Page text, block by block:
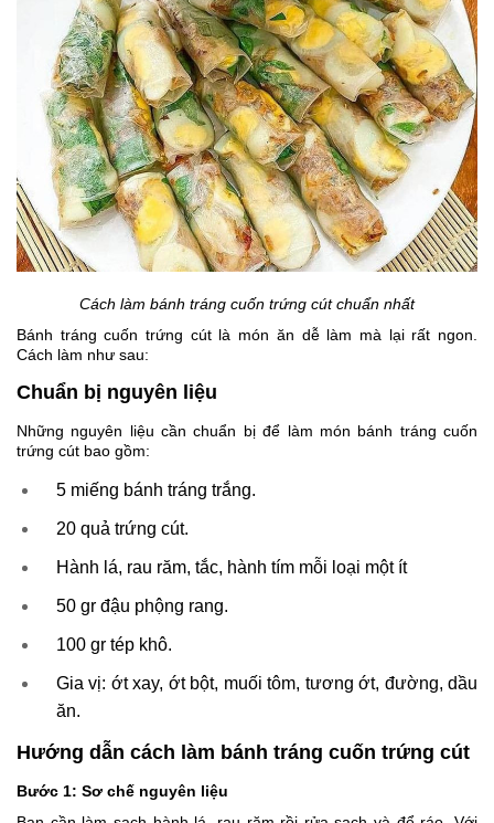
Cách làm bánh tráng cuốn trứng cút chuẩn nhất
Bánh tráng cuốn trứng cút là món ăn dễ làm mà lại rất ngon.
Cách làm như sau:
Chuẩn bị nguyên liệu
Những nguyên liệu cần chuẩn bị để làm món bánh tráng cuốn
trứng cút bao gồm:
5 miếng bánh tráng trắng.
20 quả trứng cút.
Hành lá, rau răm, tắc, hành tím mỗi loại một ít
50 gr đậu phộng rang.
100 gr tép khô.
Gia vị: ớt xay, ớt bột, muối tôm, tương ớt, đường, dầu
ăn.
Hướng dẫn cách làm bánh tráng cuốn trứng cút
Bước 1: Sơ chế nguyên liệu